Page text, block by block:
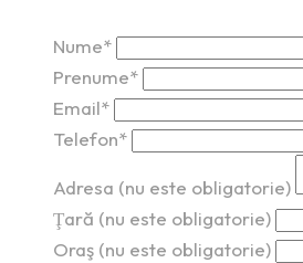
Nume*
Prenume*
Email*
Telefon*
Adresa (nu este obligatorie)
Ţară (nu este obligatorie)
Oraş (nu este obligatorie)